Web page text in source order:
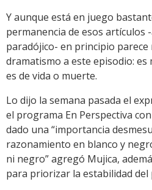
Y aunque está en juego
permanencia de esos artículos
paradójico- en principio
dramatismo a este episodio:
es de vida o muerte.
Lo dijo la semana pasada el
el programa En Perspectiva
dado una “importancia
razonamiento en blanco y
ni negro” agregó Mujica,
para priorizar la estabilidad del